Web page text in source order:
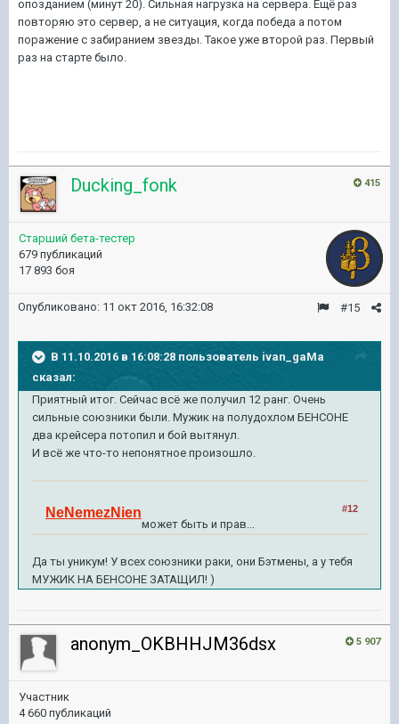
опозданием (минут 20). Сильная нагрузка на сервера. Ещё раз
повторяю это сервер, а не ситуация, когда победа а потом
поражение с забиранием звезды. Такое уже второй раз. Первый
раз на старте было.
415
Ducking_fonk
Старший бета-тестер
679 публикаций
17 893 боя
#15
Опубликовано: 11 окт 2016, 16:32:08
В 11.10.2016 в 16:08:28 пользователь ivan_gaMa
сказал:
Приятный итог. Сейчас всё же получил 12 ранг. Очень
сильные союзники были. Мужик на полудохлом БЕНСОНЕ
два крейсера потопил и бой вытянул.
И всё же что-то непонятное произошло.
NeNemezNien #12
может быть и прав...
Да ты уникум! У всех союзники раки, они Бэтмены, а у тебя
МУЖИК НА БЕНСОНЕ ЗАТАЩИЛ! )
5 907
anonym_OKBHHJM36dsx
Участник
4 660 публикаций